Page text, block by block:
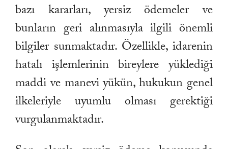
bazı kararları, yersiz ödemeler ve
bunların geri alınmasıyla ilgili önemli
bilgiler sunmaktadır. Özellikle, idarenin
hatalı işlemlerinin bireylere yüklediği
maddi ve manevi yükün, hukukun genel
ilkeleriyle uyumlu olması gerektiği
vurgulanmaktadır.